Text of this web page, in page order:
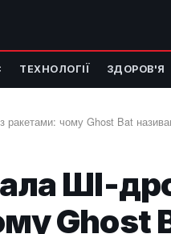
ТЕХНОЛОГІЇ ЗДОРОВ'Я
ракетами: чому Ghost Bat
ШІ-
Ghost